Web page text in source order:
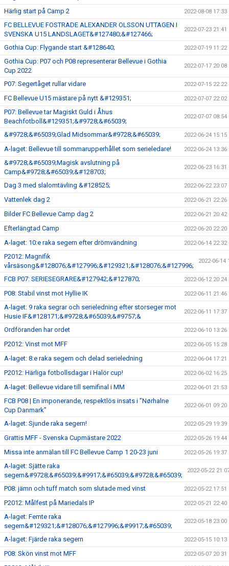
Härlig start på Camp 2 2022-08-08 17:33
FC BELLEVUE FOSTRADE ALEXANDER OLSSON UTTAGEN I
SVENSKA U15 LANDSLAGET&#127480;&#127466;
2022-07-23 21:41
Gothia Cup: Flygande start &#128640; 2022-07-19 11:22
Gothia Cup: P07 och P08 representerar Bellevue i Gothia
Cup 2022
2022-07-17 20:08
P07: Segertåget rullar vidare 2022-07-15 22:22
FC Bellevue U15 mästare på nytt &#129351; 2022-07-07 22:02
P07: Bellevue tar Magiskt Guld i Åhus
Beachfotboll&#129351;&#9728;&#65039;
2022-07-07 08:54
&#9728;&#65039;Glad Midsommar&#9728;&#65039; 2022-06-24 15:15
A-laget: Bellevue till sommarupperhållet som serieledare! 2022-06-24 13:36
&#9728;&#65039;Magisk avslutning på
Camp&#9728;&#65039;&#128703;
2022-06-23 16:31
Dag 3 med slalomtävling &#128525; 2022-06-22 23:07
Vattenlek dag 2 2022-06-21 22:26
Bilder FC Bellevue Camp dag 2 2022-06-21 20:42
Efterlängtad Camp 2022-06-20 22:20
A-laget: 10:e raka segern efter drömvändning 2022-06-14 22:32
P2012: Magnifik
vårsäsong&#128076;&#127996;&#129321;&#128076;&#127996;
2022-06-14
FCB P07: SERIESEGRARE&#127942;&#127870; 2022-06-12 20:24
P08: Stabil vinst mot Hyllie IK 2022-06-11 21:46
A-laget: 9 raka segrar och serieledning efter storseger mot
Husie IF&#128171;&#9728;&#65039;&#9757;&
2022-06-11 17:37
Ordföranden har ordet 2022-06-10 13:26
P2012: Vinst mot MFF 2022-06-05 15:28
A-laget: 8:e raka segern och delad serieledning 2022-06-04 17:21
P2012: Härliga fotbollsdagar i Halör cup! 2022-06-02 16:25
A-laget: Bellevue vidare till semifinal i MM 2022-06-01 21:53
FCB P08 | En imponerande, respektlös insats i ”Nørhalne
Cup Danmark”
2022-06-01 09:20
A-laget: Sjunde raka segern! 2022-05-29 19:39
Grattis MFF - Svenska Cupmästare 2022 2022-05-26 19:44
Missa inte anmälan till FC Bellevue Camp 1 20-23 juni 2022-05-26 19:37
A-laget: Sjätte raka
segern&#9728;&#65039;&#9917;&#65039;&#9728;&#65039;
2022-05-22
P08: jämn och tuff match som slutade med vinst 2022-05-22 17:51
P2012: Målfest på Mariedals IP 2022-05-21 22:40
A-laget: Femte raka
segern&#129321;&#128076;&#127996;&#9917;&#65039;
2022-05-18 23:00
A-laget: Fjärde raka segern 2022-05-15 10:13
P08: Skön vinst mot MFF 2022-05-07 20:31